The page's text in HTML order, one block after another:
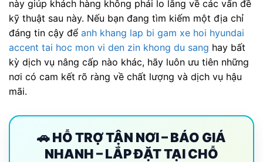
này giúp khách hàng không phải lo lắng về các vấn đề
kỹ thuật sau này. Nếu bạn đang tìm kiếm một địa chỉ
đáng tin cậy để anh khang lap bi gam xe hoi hyundai
accent tai hoc mon vi den zin khong du sang hay bất
kỳ dịch vụ nâng cấp nào khác, hãy luôn ưu tiên những
nơi có cam kết rõ ràng về chất lượng và dịch vụ hậu
mãi.
🚗 HỖ TRỢ TẬN NƠI – BÁO GIÁ
NHANH – LẮP ĐẶT TẠI CHỖ